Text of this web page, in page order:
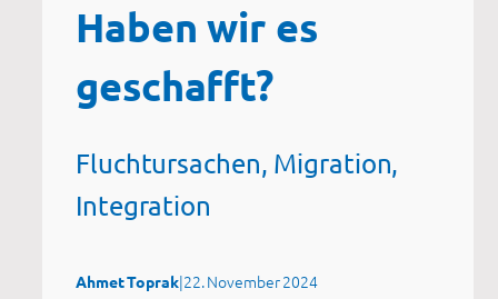
Haben wir es
geschafft?
Fluchtursachen, Migration,
Integration
Ahmet Toprak|22. November 2024